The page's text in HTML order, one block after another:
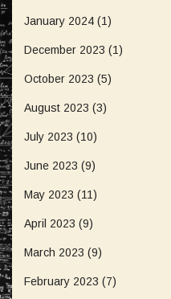
January 2024 (1)
December 2023 (1)
October 2023 (5)
August 2023 (3)
July 2023 (10)
June 2023 (9)
May 2023 (11)
April 2023 (9)
March 2023 (9)
February 2023 (7)